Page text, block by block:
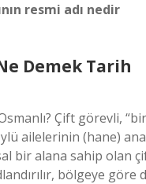
resmi adı nedir
Demek Tarih
Çift görevli,
ailelerinin (hane)
bir alana sahip olan
bölgeye göre